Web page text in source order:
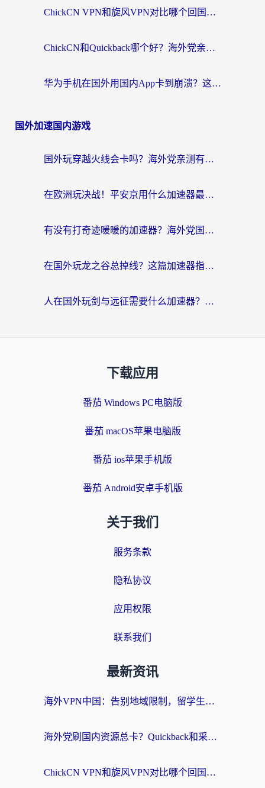
ChickCN VPN和旋风VPN对比哪个回国效果更好？海外党亲测实用指南
ChickCN和Quickback哪个好？海外党亲测回国加速器，轻松解锁国内资源（附避坑指南）
华为手机在国外用国内App卡到崩溃？这篇加速器指南帮你无缝刷剧打游戏
国外加速国内游戏
国外玩穿越火线会卡吗？海外党亲测有效的国服游戏加速指南
在欧洲玩决战！平安京用什么加速器最好用？2026实测有效的国服游戏加速指南
有没有打奇迹暖暖的加速器？海外党国服游戏畅玩不卡顿的秘密
在国外玩龙之谷总掉线？这篇加速器指南帮你告别延迟卡顿！
人在国外玩剑与远征需要什么加速器？老玩家亲测的避坑指南来了
下载应用
番茄 Windows PC电脑版
番茄 macOS苹果电脑版
番茄 ios苹果手机版
番茄 Android安卓手机版
关于我们
服务条款
隐私协议
应用权限
联系我们
最新资讯
海外VPN中国：告别地域限制，留学生与华人如何轻松刷国内剧、玩国服？
海外党刷国内资源总卡？Quickback和采集蜂好用吗？这篇指南帮你避坑
ChickCN VPN和旋风VPN对比哪个回国效果更好？海外党亲测实用指南